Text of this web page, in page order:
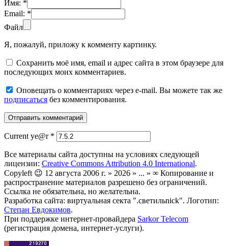
Имя: *
Email: *
Файл
Я, пожалуй, приложу к комменту картинку.
Сохранить моё имя, email и адрес сайта в этом браузере для
последующих моих комментариев.
Оповещать о комментариях через e-mail. Вы можете так же
подписаться без комментирования.
Current ye@r *
Все материалы сайта доступны на условиях следующей
лицензии: Creative Commons Attribution 4.0 International.
Copyleft 😉 12 августа 2006 г. » 2026 » ... » ∞ Копирование и
распространение материалов разрешено без ограничений.
Ссылка не обязательна, но желательна.
Разработка сайта: виртуальная секта ".светильnick". Логотип:
Степан Евдокимов.
При поддержке интернет-провайдера Sarkor Telecom
(регистрация домена, интернет-услуги).